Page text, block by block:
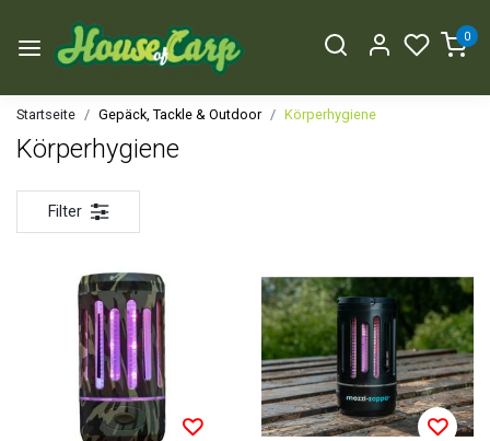
0
Startseite Gepäck, Tackle & Outdoor Körperhygiene
Körperhygiene
Filter